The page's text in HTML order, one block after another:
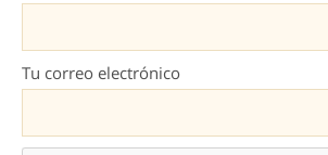
Tu correo electrónico